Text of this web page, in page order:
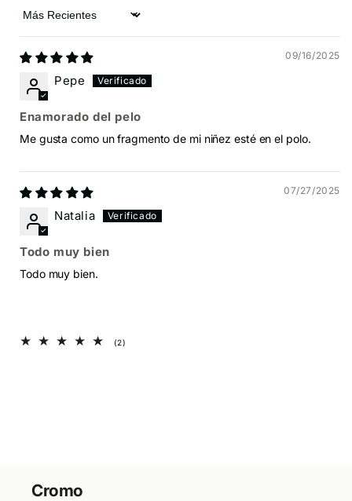
Sort by
09/16/2025
Pepe
Enamorado del pelo
Me gusta como un fragmento de mi niñez esté en el polo.
07/27/2025
Natalia
Todo muy bien
Todo muy bien.
(2)
Cromo